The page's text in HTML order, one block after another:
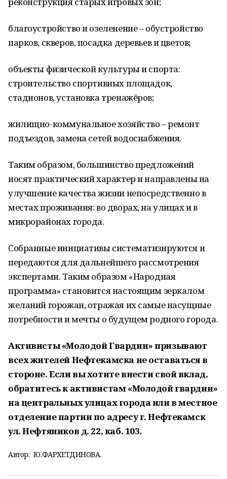
благоустройство и озеленение – обустройство
парков, скверов, посадка деревьев и цветов;
объекты физической культуры и спорта:
строительство спортивных площадок,
стадионов, установка тренажёров;
жилищно-коммунальное хозяйство – ремонт
подъездов, замена сетей водоснабжения.
Таким образом, большинство предложений
носят практический характер и направлены на
улучшение качества жизни непосредственно в
местах проживания: во дворах, на улицах и в
микрорайонах города.
Собранные инициативы систематизируются и
передаются для дальнейшего рассмотрения
экспертами. Таким образом «Народная
программа» становится настоящим зеркалом
желаний горожан, отражая их самые насущные
потребности и мечты о будущем родного города.
Активисты «Молодой Гвардии» призывают
всех жителей Нефтекамска не оставаться в
стороне. Если вы хотите внести свой вклад,
обратитесь к активистам «Молодой гвардии»
на центральных улицах города или в местное
отделение партии по адресу г. Нефтекамск
ул. Нефтяников д. 22, каб. 103.
Автор: Ю.ФАРХЕТДИНОВА.